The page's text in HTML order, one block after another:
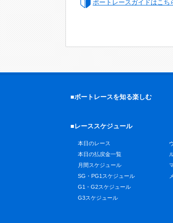
ボートレースガイドはこち
■ボートレースを知る楽しむ
■レーススケジュール
本日のレース
本日の払戻金一覧
月間スケジュール
SG・PG1スケジュール
G1・G2スケジュール
G3スケジュール